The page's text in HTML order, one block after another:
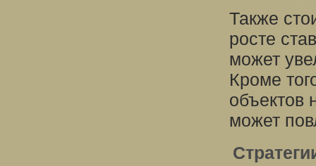
Также
росте
может
Кроме
объектов
может